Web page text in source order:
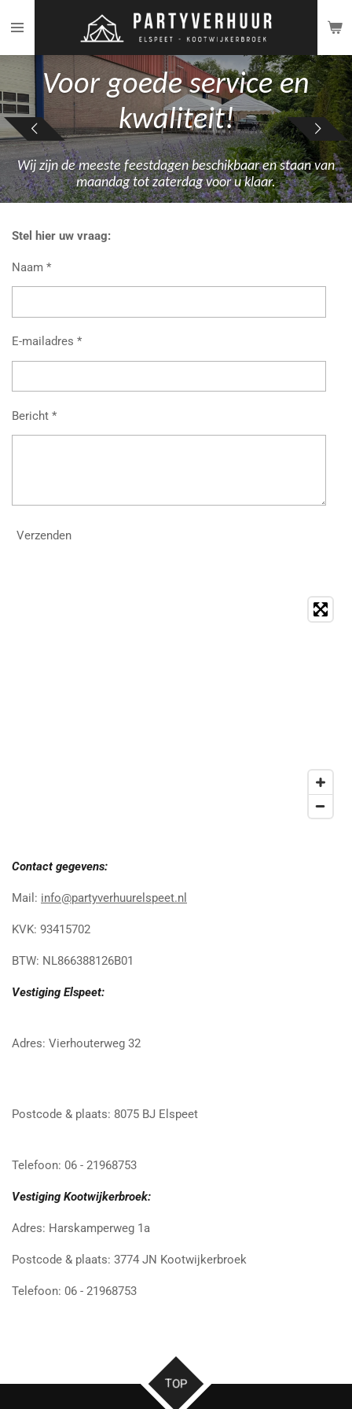
direct
naar
hoofdinhoudVoor goede service en
kwaliteit!
Wij zijn de meeste feestdagen beschikbaar en staan van
maandag tot zaterdag voor u klaar.
Stel hier uw vraag:
Naam *
E-mailadres *
Bericht *
Verzenden
Contact gegevens:
Mail: info@partyverhuurelspeet.nl
KVK: 93415702
BTW: NL866388126B01
Vestiging Elspeet:
Adres: Vierhouterweg 32
Postcode & plaats: 8075 BJ Elspeet
Telefoon: 06 - 21968753
Vestiging Kootwijkerbroek:
Adres: Harskamperweg 1a
Postcode & plaats: 3774 JN Kootwijkerbroek
Telefoon: 06 - 21968753
TOP